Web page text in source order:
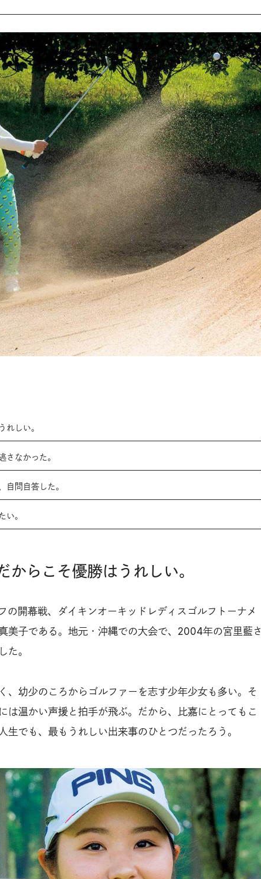
れしい。
さなかった。
自問自答した。
い。
からこそ優勝はうれしい。
の開幕戦、ダイキンオーキッドレディスゴルフトーナメ
美子である。地元・沖縄での大会で、2004年の宮里藍さ
た。
、幼少のころからゴルファーを志す少年少女も多い。そ
は温かい声援と拍手が飛ぶ。だから、比嘉にとってもこ
生でも、最もうれしい出来事のひとつだったろう。